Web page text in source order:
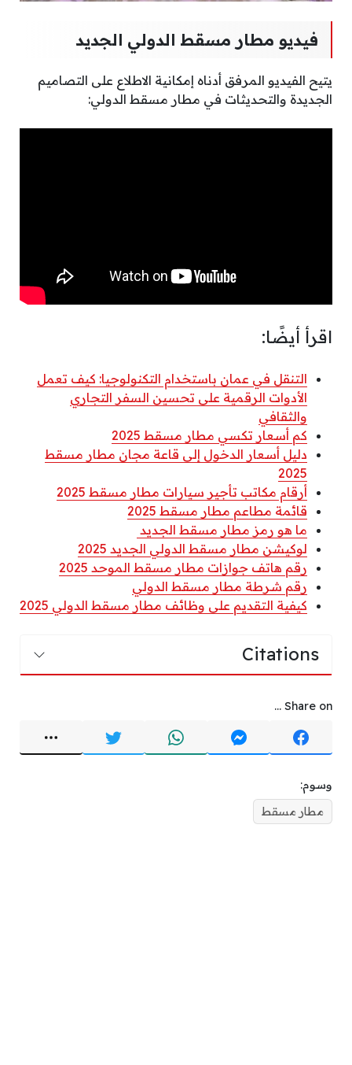
فيديو مطار مسقط الدولي الجديد
يتيح الفيديو المرفق أدناه إمكانية الاطلاع على التصاميم
الجديدة والتحديثات في مطار مسقط الدولي:
اقرأ أيضًا:
التنقل في عمان باستخدام التكنولوجيا: كيف تعمل
الأدوات الرقمية على تحسين السفر التجاري
والثقافي
كم أسعار تكسي مطار مسقط 2025
دليل أسعار الدخول إلى قاعة مجان مطار مسقط
2025
أرقام مكاتب تأجير سيارات مطار مسقط 2025
قائمة مطاعم مطار مسقط 2025
ما هو رمز مطار مسقط الجديد
لوكيشن مطار مسقط الدولي الجديد 2025
رقم هاتف جوازات مطار مسقط الموحد 2025
رقم شرطة مطار مسقط الدولي
كيفية التقديم على وظائف مطار مسقط الدولي 2025
Citations
Share on ...
وسوم:
مطار مسقط